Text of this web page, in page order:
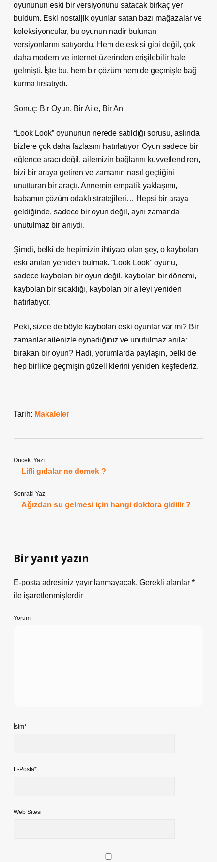
oyununun eski bir versiyonunu satacak birkaç yer
buldum. Eski nostaljik oyunlar satan bazı mağazalar ve
koleksiyoncular, bu oyunun nadir bulunan
versiyonlarını satıyordu. Hem de eskisi gibi değil, çok
daha modern ve internet üzerinden erişilebilir hale
gelmişti. İşte bu, hem bir çözüm hem de geçmişle bağ
kurma fırsatıydı.
Sonuç: Bir Oyun, Bir Aile, Bir Anı
“Look Look” oyununun nerede satıldığı sorusu, aslında
bizlere çok daha fazlasını hatırlatıyor. Oyun sadece bir
eğlence aracı değil, ailemizin bağlarını kuvvetlendiren,
bizi bir araya getiren ve zamanın nasıl geçtiğini
unutturan bir araçtı. Annemin empatik yaklaşımı,
babamın çözüm odaklı stratejileri… Hepsi bir araya
geldiğinde, sadece bir oyun değil, aynı zamanda
unutulmaz bir anıydı.
Şimdi, belki de hepimizin ihtiyacı olan şey, o kaybolan
eski anıları yeniden bulmak. “Look Look” oyunu,
sadece kaybolan bir oyun değil, kaybolan bir dönemi,
kaybolan bir sıcaklığı, kaybolan bir aileyi yeniden
hatırlatıyor.
Peki, sizde de böyle kaybolan eski oyunlar var mı? Bir
zamanlar ailenizle oynadığınız ve unutulmaz anılar
bırakan bir oyun? Hadi, yorumlarda paylaşın, belki de
hep birlikte geçmişin güzelliklerini yeniden keşfederiz.
Tarih: Makaleler
Önceki Yazı
Lifli gıdalar ne demek ?
Sonraki Yazı
Ağızdan su gelmesi için hangi doktora gidilir ?
Bir yanıt yazın
E-posta adresiniz yayınlanmayacak. Gerekli alanlar *
ile işaretlenmişlerdir
Yorum
İsim*
E-Posta*
Web Sitesi